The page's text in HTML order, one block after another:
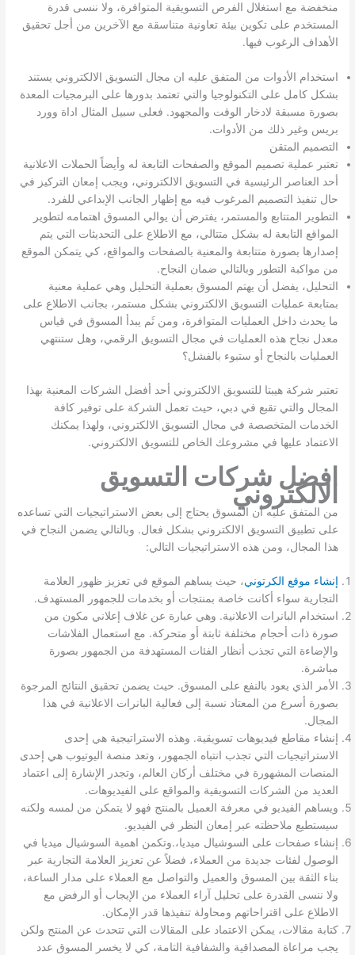
منخفضة مع استغلال الفرص التسويقية المتوافرة، ولا ننسى قدرة
المستخدم على تكوين بيئة تعاونية متناسقة مع الآخرين من أجل تحقيق
الأهداف الرغوب فيها.
استخدام الأدوات من المتفق عليه ان مجال التسويق الالكتروني يستند
بشكل كامل على التكنولوجيا والتي تعتمد بدورها على البرمجيات المعدة
بصورة مسبقة لادخار الوقت والمجهود. فعلى سبيل المثال اداة وورد
بريس وغير ذلك من الأدوات.
التصميم المتقن
تعتبر عملية تصميم الموقع والصفحات التابعة له وأيضاً الحملات الاعلانية
أحد العناصر الرئيسية في التسويق الالكتروني، ويجب إمعان التركيز في
حال تنفيذ التصميم المرغوب فيه مع إظهار الجانب الإبداعي للفرد.
التطوير المتتابع والمستمر، يفترض أن يوالي المسوق اهتمامه لتطوير
المواقع التابعة له بشكل متتالي، مع الاطلاع على التحديثات التي يتم
إصدارها بصورة متتابعة والمعنية بالصفحات والمواقع، كي يتمكن الموقع
من مواكبة التطور وبالتالي ضمان النجاح.
التحليل، يفضل أن يهتم المسوق بعملية التحليل وهي عملية معنية
بمتابعة عمليات التسويق الالكتروني بشكل مستمر، بجانب الاطلاع على
ما يحدث داخل العمليات المتوافرة، ومن ثَم يبدأ المسوق في قياس
معدل نجاح هذه العمليات في مجال التسويق الرقمي، وهل ستنتهي
العمليات بالنجاح أو ستبوء بالفشل؟
تعتبر شركة هيبتا للتسويق الالكتروني أحد أفضل الشركات المعنية بهذا
المجال والتي تقبع في دبي، حيث تعمل الشركة على توفير كافة
الخدمات المتخصصة في مجال التسويق الالكتروني، ولهذا يمكنك
الاعتماد عليها في مشروعك الخاص للتسويق الالكتروني.
افضل شركات التسويق
الالكتروني
من المتفق عليه أن المسوق يحتاج إلى بعض الاستراتيجيات التي تساعده
على تطبيق التسويق الالكتروني بشكل فعال. وبالتالي يضمن النجاح في
هذا المجال، ومن هذه الاستراتيجيات التالي:
إنشاء موقع الكرتوني، حيث يساهم الموقع في تعزيز ظهور العلامة
التجارية سواء أكانت خاصة بمنتجات أو بخدمات للجمهور المستهدف.
استخدام البانرات الاعلانية. وهي عبارة عن غلاف إعلاني مكون من
صورة ذات أحجام مختلفة ثابتة أو متحركة. مع استعمال الفلاشات
والإضاءة التي تجذب أنظار الفئات المستهدفة من الجمهور بصورة
مباشرة.
الأمر الذي يعود بالنفع على المسوق. حيث يضمن تحقيق النتائج المرجوة
بصورة أسرع من المعتاد نسبة إلى فعالية البانرات الاعلانية في هذا
المجال.
إنشاء مقاطع فيديوهات تسويقية. وهذه الاستراتيجية هي إحدى
الاستراتيجيات التي تجذب انتباه الجمهور، وتعد منصة اليوتيوب هي إحدى
المنصات المشهورة في مختلف أركان العالم، وتجدر الإشارة إلى اعتماد
العديد من الشركات التسويقية والمواقع على الفيديوهات.
ويساهم الفيديو في معرفة العميل بالمنتج فهو لا يتمكن من لمسه ولكنه
سيستطيع ملاحظته عبر إمعان النظر في الفيديو.
إنشاء صفحات على السوشيال ميديا،.وتكمن اهمية السوشيال ميديا في
الوصول لفئات جديدة من العملاء، فضلاً عن تعزيز العلامة التجارية عبر
بناء الثقة بين المسوق والعميل والتواصل مع العملاء على مدار الساعة،
ولا ننسى القدرة على تحليل آراء العملاء من الإيجاب أو الرفض مع
الاطلاع على اقتراحاتهم ومحاولة تنفيذها قدر الإمكان.
كتابة مقالات، يمكن الاعتماد على المقالات التي تتحدث عن المنتج ولكن
يجب مراعاة المصداقية والشفافية التامة، كي لا يخسر المسوق عدد